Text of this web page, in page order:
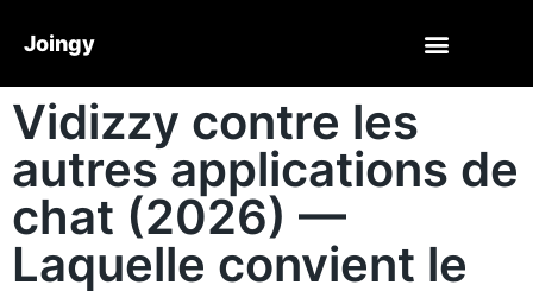
Joingy
Vidizzy contre les
autres applications de
chat (2026) —
Laquelle convient le